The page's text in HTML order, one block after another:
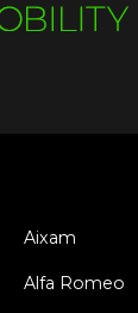
Aixam
Alfa Romeo